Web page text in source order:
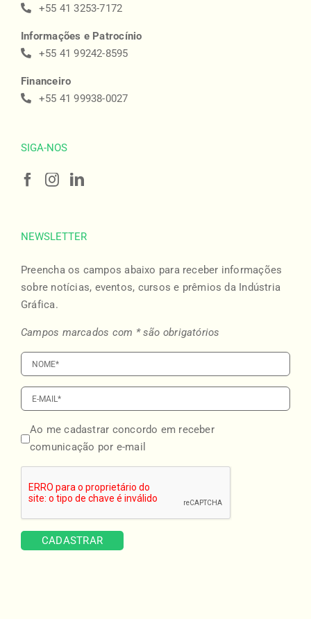
+55 41 3253-7172
Informações e Patrocínio
+55 41 99242-8595
Financeiro
+55 41 99938-0027
SIGA-NOS
NEWSLETTER
Preencha os campos abaixo para receber informações
sobre notícias, eventos, cursos e prêmios da Indústria
Gráfica.
Campos marcados com * são obrigatórios
Ao me cadastrar concordo em receber
comunicação por e-mail